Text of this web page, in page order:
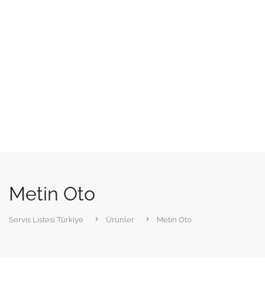
Metin Oto
Servis Listesi Türkiye Ürünler Metin Oto